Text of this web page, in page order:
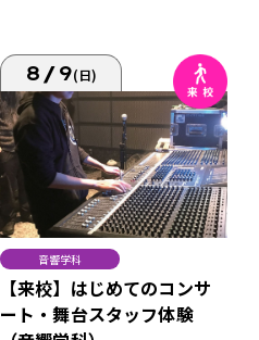
8/9(日)
音響学科
【来校】はじめてのコンサ
ート・舞台スタッフ体験